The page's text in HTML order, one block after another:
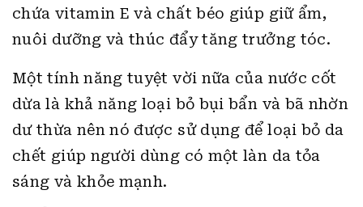
chứa vitamin E và chất béo giúp giữ ẩm,
nuôi dưỡng và thúc đẩy tăng trưởng tóc.
Một tính năng tuyệt vời nữa của nước cốt
dừa là khả năng loại bỏ bụi bẩn và bã nhờn
dư thừa nên nó được sử dụng để loại bỏ da
chết giúp người dùng có một làn da tỏa
sáng và khỏe mạnh.